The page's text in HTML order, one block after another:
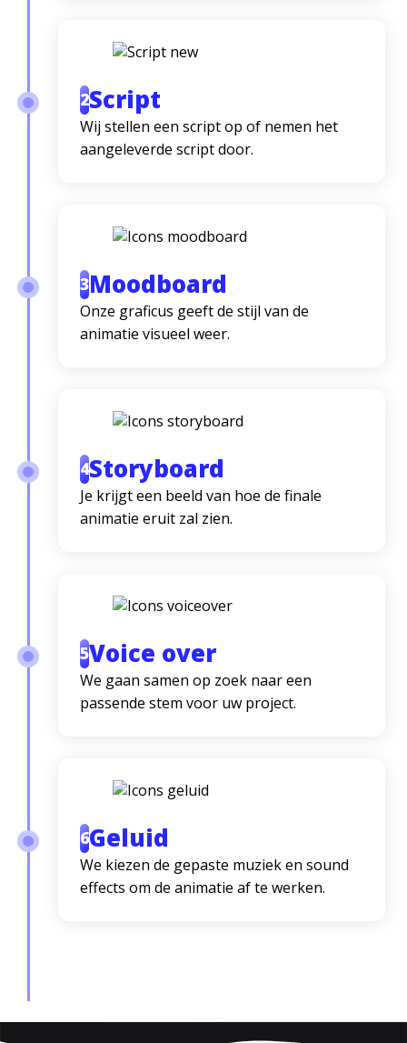
CASES
CONTACT
2Script
Wij stellen een script op of nemen het
aangeleverde script door.
3Moodboard
Onze graficus geeft de stijl van de
animatie visueel weer.
4Storyboard
Je krijgt een beeld van hoe de finale
animatie eruit zal zien.
5Voice over
We gaan samen op zoek naar een
passende stem voor uw project.
6Geluid
We kiezen de gepaste muziek en sound
effects om de animatie af te werken.